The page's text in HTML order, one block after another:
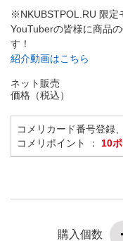
※NKUBSTPOL.RU 限定
YouTuberの皆様に商品
す！
紹介動画はこちら
ネット販売
価格（税込）
コメリカード番号登録
コメリポイント ： 10
購入個数